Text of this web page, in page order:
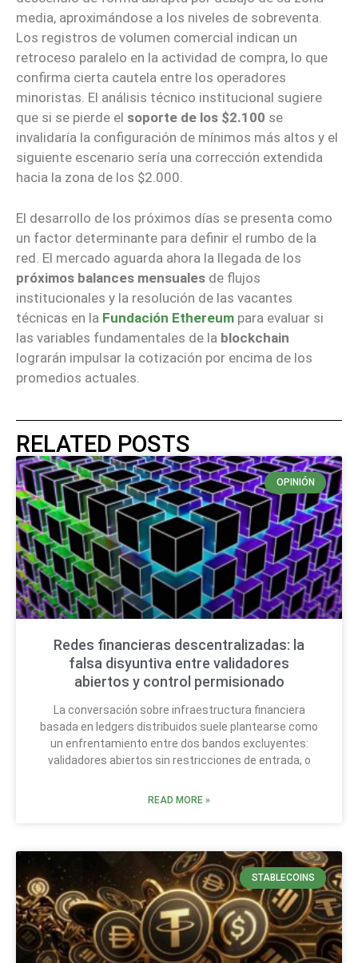
media, aproximándose a los niveles de sobreventa.
Los registros de volumen comercial indican un
retroceso paralelo en la actividad de compra, lo que
confirma cierta cautela entre los operadores
minoristas. El análisis técnico institucional sugiere
que si se pierde el soporte de los $2.100 se
invalidaría la configuración de mínimos más altos y el
siguiente escenario sería una corrección extendida
hacia la zona de los $2.000.
El desarrollo de los próximos días se presenta como
un factor determinante para definir el rumbo de la
red. El mercado aguarda ahora la llegada de los
próximos balances mensuales de flujos
institucionales y la resolución de las vacantes
técnicas en la Fundación Ethereum para evaluar si
las variables fundamentales de la blockchain
lograrán impulsar la cotización por encima de los
promedios actuales.
RELATED POSTS
OPINIÓN
Redes financieras descentralizadas: la
falsa disyuntiva entre validadores
abiertos y control permisionado
La conversación sobre infraestructura financiera
basada en ledgers distribuidos suele plantearse como
un enfrentamiento entre dos bandos excluyentes:
validadores abiertos sin restricciones de entrada, o
READ MORE »
STABLECOINS